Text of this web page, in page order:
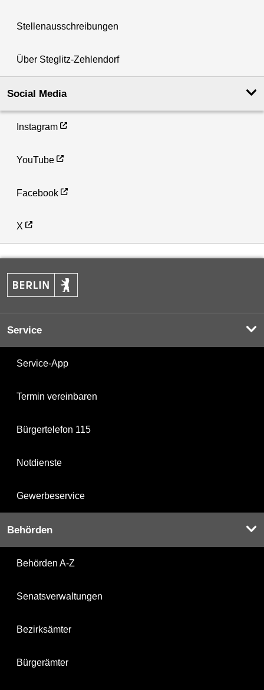
Stellenausschreibungen
Über Steglitz-Zehlendorf
Social Media
Instagram
YouTube
Facebook
X
Service
Service-App
Termin vereinbaren
Bürgertelefon 115
Notdienste
Gewerbeservice
Behörden
Behörden A-Z
Senatsverwaltungen
Bezirksämter
Bürgerämter